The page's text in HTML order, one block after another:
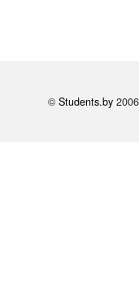
© Students.by